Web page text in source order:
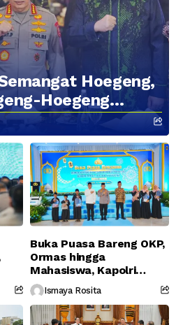
Hoegeng,
Hoegeng
Buka Puasa Bareng OKP,
Ormas hingga
Mahasiswa, Kapolri
Serukan Jaga
Persatuan-Dukung
Program Pemerintah
Ismaya Rosita